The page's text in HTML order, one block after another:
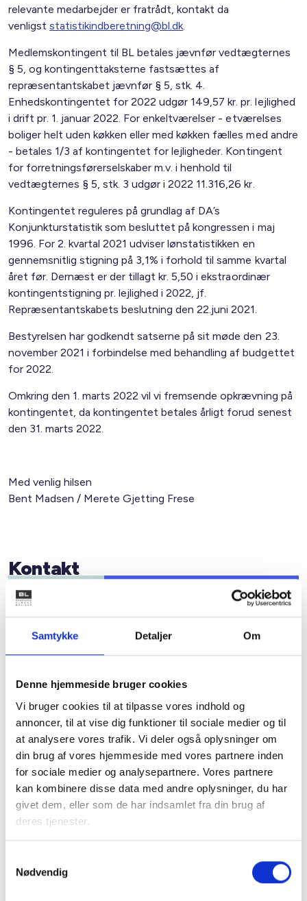
Samtykke Detaljer Om
Denne hjemmeside bruger cookies
Vi bruger cookies til at tilpasse vores indhold og
annoncer, til at vise dig funktioner til sociale medier og til
at analysere vores trafik. Vi deler også oplysninger om
din brug af vores hjemmeside med vores partnere inden
for sociale medier og analysepartnere. Vores partnere
kan kombinere disse data med andre oplysninger, du har
givet dem, eller som de har indsamlet fra din brug af
deres tjenester.
Nødvendig
relevante medarbejder er fratrådt, kontakt da
venligststatistikindberetning@bl.dk.
Medlemskontingent til BL betales jævnfør vedtægternes
§ 5, og kontingenttaksterne fastsættes af
repræsentantskabet jævnfør § 5, stk. 4.
Enhedskontingentet for 2022 udgør 149,57 kr. pr. lejlighed
i drift pr. 1. januar 2022. For enkeltværelser - etværelses
boliger helt uden køkken eller med køkken fælles med andre
- betales 1/3 af kontingentet for lejligheder. Kontingent
for forretningsførerselskaber m.v. i henhold til
vedtægternes § 5, stk. 3 udgør i 2022 11.316,26 kr.
Kontingentet reguleres på grundlag af DA’s
Konjunkturstatistik som besluttet på kongressen i maj
1996. For 2. kvartal 2021 udviser lønstatistikken en
gennemsnitlig stigning på 3,1% i forhold til samme kvartal
året før. Dernæst er der tillagt kr. 5,50 i ekstraordinær
kontingentstigning pr. lejlighed i 2022, jf.
Repræsentantskabets beslutning den 22.juni 2021.
Bestyrelsen har godkendt satserne på sit møde den 23.
november 2021 i forbindelse med behandling af budgettet
for 2022.
Omkring den 1. marts 2022 vil vi fremsende opkrævning på
kontingentet, da kontingentet betales årligt forud senest
den 31. marts 2022.
Med venlig hilsen
Bent Madsen / Merete Gjetting Frese
Kontakt
Adm. direktør
Tlf: 28 88 18 77
Merete Gjetting
Frese
HR- og administrationschef